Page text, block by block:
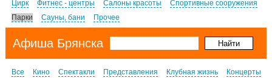
Цирк
Фитнес - центры Салоны красоты
Спортивные сооружения
Парки
Сауны, бани Прочее
Афиша Брянска
Все Кино Спектакли Представления Клубная жизнь
Концерты